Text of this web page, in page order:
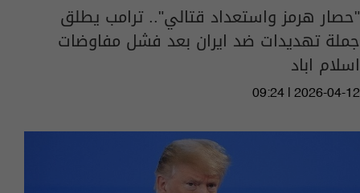
"حصار هرمز واستعداد قتالي".. ترامب يطلق
جملة تهديدات ضد ايران بعد فشل مفاوضات
اسلام اباد
09:24 | 2026-04-12